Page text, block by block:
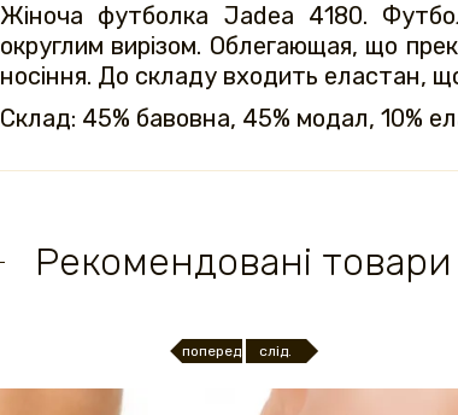
Жіноча футболка Jadea 4180.
округлим вирізом. Облегающая, що
носіння. До складу входить еластан,
Склад: 45% бавовна, 45% модал, 10%
Рекомендовані товари
поперед. слід.